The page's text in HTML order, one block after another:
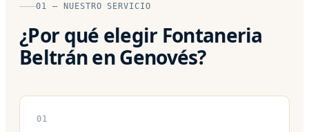
01 — NUESTRO SERVICIO
¿Por qué elegir Fontaneria
Beltrán en Genovés?
01